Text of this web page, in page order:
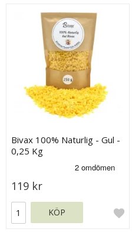
Bivax 100% Naturlig - Gul -
0,25 Kg
119 kr
KÖP